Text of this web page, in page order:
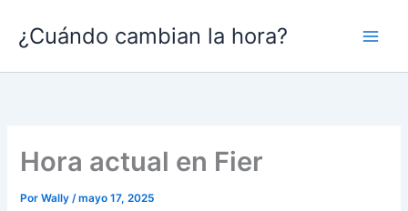
contenido
¿Cuándo cambian la hora?
Hora actual en Fier
PorWally/mayo 17, 2025